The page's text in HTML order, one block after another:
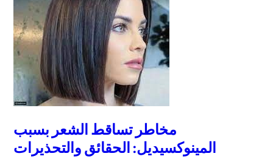
مخاطر تساقط الشعر بسبب
المينوكسيديل: الحقائق والتحذيرات